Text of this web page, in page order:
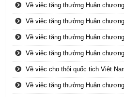
Về việc tặng thưởng Huân
Về việc tặng thưởng Huân
Về việc tặng thưởng Huân
Về việc tặng thưởng Huân
Về việc cho thôi quốc tịch Việt
Về việc tặng thưởng Huân